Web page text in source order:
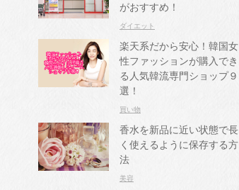
がおすすめ！
ダイエット
楽天系だから安心！韓国女
性ファッションが購入でき
る人気韓流専門ショップ９
選！
買い物
香水を新品に近い状態で長
く使えるように保存する方
法
美容